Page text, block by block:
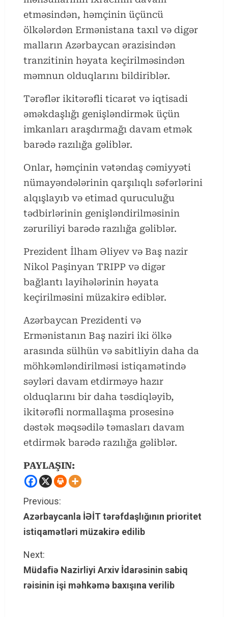
etməsindən, həmçinin üçüncü
ölkələrdən Ermənistana taxıl və digər
malların Azərbaycan ərazisindən
tranzitinin həyata keçirilməsindən
məmnun olduqlarını bildiriblər.
Tərəflər ikitərəfli ticarət və iqtisadi
əməkdaşlığı genişləndirmək üçün
imkanları araşdırmağı davam etmək
barədə razılığa gəliblər.
Onlar, həmçinin vətəndaş cəmiyyəti
nümayəndələrinin qarşılıqlı səfərlərini
alqışlayıb və etimad quruculuğu
tədbirlərinin genişləndirilməsinin
zəruriliyi barədə razılığa gəliblər.
Prezident İlham Əliyev və Baş nazir
Nikol Paşinyan TRIPP və digər
bağlantı layihələrinin həyata
keçirilməsini müzakirə ediblər.
Azərbaycan Prezidenti və
Ermənistanın Baş naziri iki ölkə
arasında sülhün və sabitliyin daha da
möhkəmləndirilməsi istiqamətində
səyləri davam etdirməyə hazır
olduqlarını bir daha təsdiqləyib,
ikitərəfli normallaşma prosesinə
dəstək məqsədilə təmasları davam
etdirmək barədə razılığa gəliblər.
PAYLAŞIN:
C
o
n
t
i
Previous:
Azərbaycanla İƏİT tərəfdaşlığının prioritet
istiqamətləri müzakirə edilib
Next:
Müdafiə Nazirliyi Arxiv İdarəsinin sabiq
rəisinin işi məhkəmə baxışına verilib